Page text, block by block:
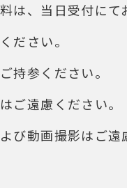
は、当日受付にて
ださい。
持参ください。
ご遠慮ください。
び動画撮影はご遠